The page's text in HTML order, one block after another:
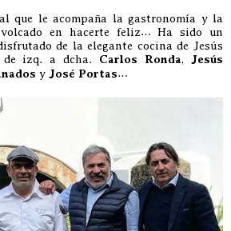
que le acompaña la gastronomía y la
en hacerte feliz… Ha sido un
de la elegante cocina de Jesús
izq. a dcha. Carlos Ronda, Jesús
y José Portas…